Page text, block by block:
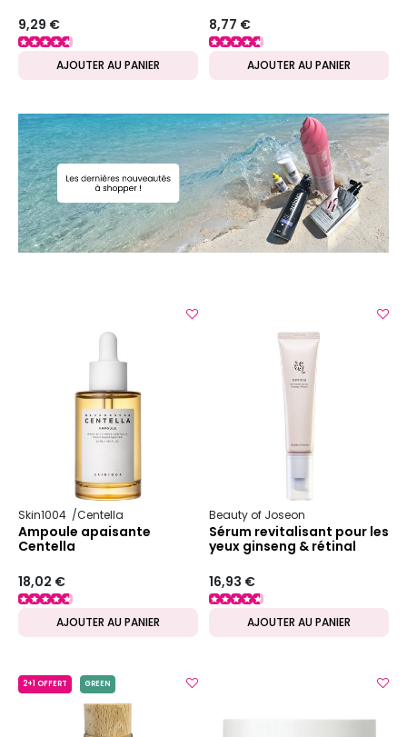
9,29 €
AJOUTER AU PANIER
8,77 €
AJOUTER AU PANIER
Skin1004 Centella
Ampoule apaisante
Centella
18,02 €
AJOUTER AU PANIER
Beauty of Joseon
Sérum revitalisant pour les
yeux ginseng & rétinal
16,93 €
AJOUTER AU PANIER
2+1 OFFERT GREEN